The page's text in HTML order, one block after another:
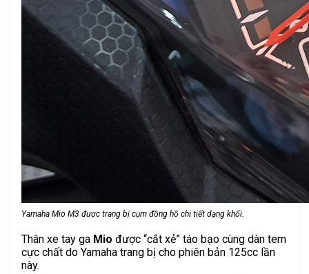
Yamaha Mio M3 được trang bị cụm đồng hồ chi tiết dạng khối.
Thân xe tay ga Mio được “cắt xẻ” táo bạo cùng dàn tem
cực chất do Yamaha trang bị cho phiên bản 125cc lần
này.